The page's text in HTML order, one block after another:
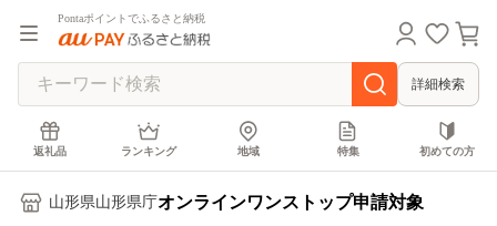
Pontaポイントでふるさと納税
詳細検索
返礼品 ランキング 地域 特集 初めての方
山形県山形県庁オンラインワンストップ申請対象